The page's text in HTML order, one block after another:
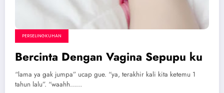
PERSELINGKUHAN
Bercinta Dengan Vagina Sepupu ku
“lama ya gak jumpa” ucap gue. “ya, terakhir kali kita ketemu 1
tahun lalu”. “waahh……